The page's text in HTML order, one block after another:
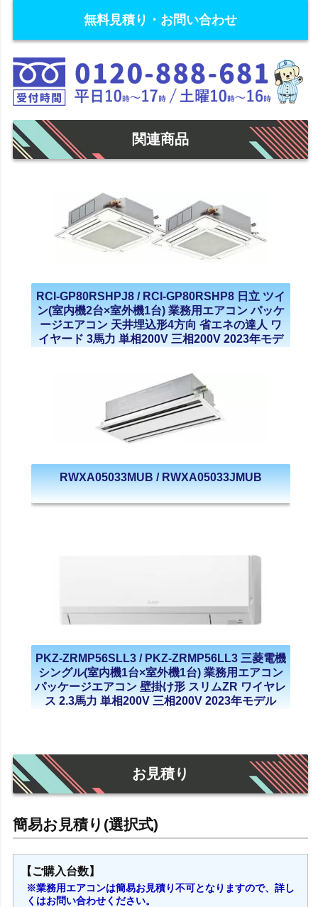
無料見積り・お問い合わせ
関連商品
RCI-GP80RSHPJ8 / RCI-GP80RSHP8 日立 ツイ
ン(室内機2台×室外機1台) 業務用エアコン パッケ
ージエアコン 天井埋込形4方向 省エネの達人 ワ
イヤード 3馬力 単相200V 三相200V 2023年モデ
RWXA05033MUB / RWXA05033JMUB
PKZ-ZRMP56SLL3 / PKZ-ZRMP56LL3 三菱電機
シングル(室内機1台×室外機1台) 業務用エアコン
パッケージエアコン 壁掛け形 スリムZR ワイヤレ
ス 2.3馬力 単相200V 三相200V 2023年モデル
お見積り
【ご購入台数】
※業務用エアコンは簡易お見積り不可となりますので、詳し
くはお問い合わせください。